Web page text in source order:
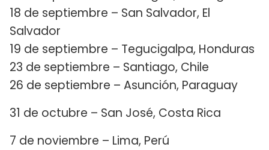
18 de septiembre – San Salvador, El
Salvador
19 de septiembre – Tegucigalpa, Honduras
23 de septiembre – Santiago, Chile
26 de septiembre – Asunción, Paraguay
31 de octubre – San José, Costa Rica
7 de noviembre – Lima, Perú